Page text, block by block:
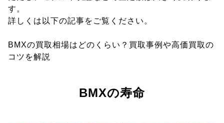
す。
詳しくは以下の記事をご覧ください。
BMXの買取相場はどのくらい？買取事例や高価買取の
コツを解説
BMXの寿命